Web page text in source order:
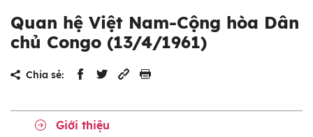
Quan hệ Việt Nam-Cộng hòa Dân
chủ Congo (13/4/1961)
Chia sẻ:
Giới thiệu